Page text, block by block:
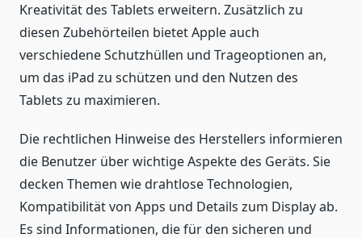
Kreativität des Tablets erweitern. Zusätzlich zu
diesen Zubehörteilen bietet Apple auch
verschiedene Schutzhüllen und Trageoptionen an,
um das iPad zu schützen und den Nutzen des
Tablets zu maximieren.
Die rechtlichen Hinweise des Herstellers informieren
die Benutzer über wichtige Aspekte des Geräts. Sie
decken Themen wie drahtlose Technologien,
Kompatibilität von Apps und Details zum Display ab.
Es sind Informationen, die für den sicheren und